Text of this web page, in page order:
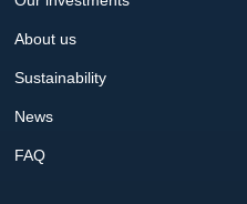
About us
Sustainability
News
FAQ